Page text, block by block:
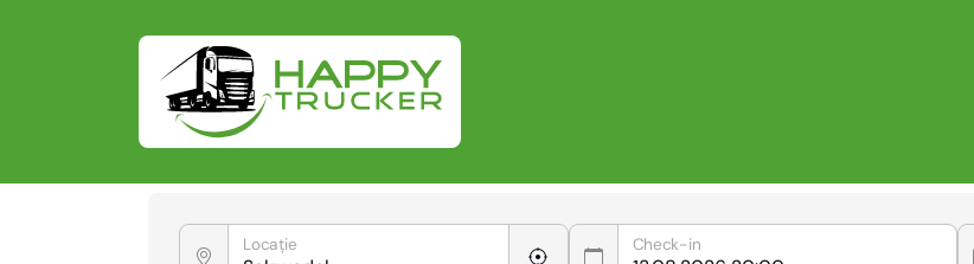
Locație Check-in